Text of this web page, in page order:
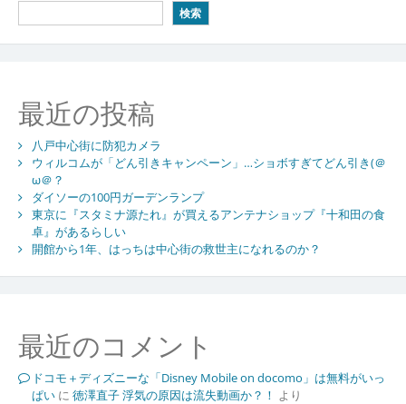
検索
最近の投稿
八戸中心街に防犯カメラ
ウィルコムが「どん引きキャンペーン」…ショボすぎてどん引き(＠
ω＠？
ダイソーの100円ガーデンランプ
東京に『スタミナ源たれ』が買えるアンテナショップ『十和田の食
卓』があるらしい
開館から1年、はっちは中心街の救世主になれるのか？
最近のコメント
ドコモ＋ディズニーな「Disney Mobile on docomo」は無料がいっ
ぱいに 徳澤直子 浮気の原因は流失動画か？！ より